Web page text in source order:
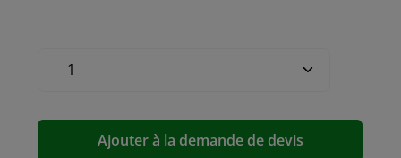
Ajouter à la demande de devis